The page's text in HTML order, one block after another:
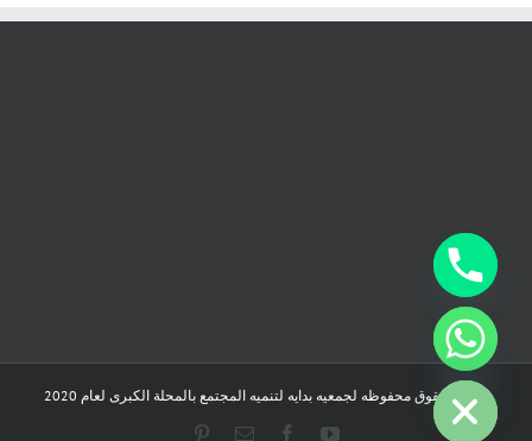
جميع الحقوق محفوظه لجمعيه بدايه لتنميه المجتمع بالمحلة الكبرى لعام 2020
YouTube
Facebook
Email
Hide
chaty